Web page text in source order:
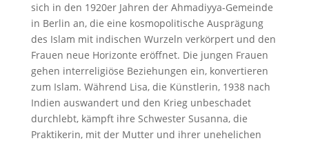
sich in den 1920er Jahren der Ahmadiyya-Gemeinde
in Berlin an, die eine kosmopolitische Ausprägung
des Islam mit indischen Wurzeln verkörpert und den
Frauen neue Horizonte eröffnet. Die jungen Frauen
gehen interreligiöse Beziehungen ein, konvertieren
zum Islam. Während Lisa, die Künstlerin, 1938 nach
Indien auswandert und den Krieg unbeschadet
durchlebt, kämpft ihre Schwester Susanna, die
Praktikerin, mit der Mutter und ihrer unehelichen